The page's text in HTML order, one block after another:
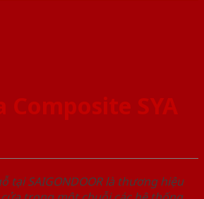
Composite SYA
tại SAIGONDOOR là thương hiệu